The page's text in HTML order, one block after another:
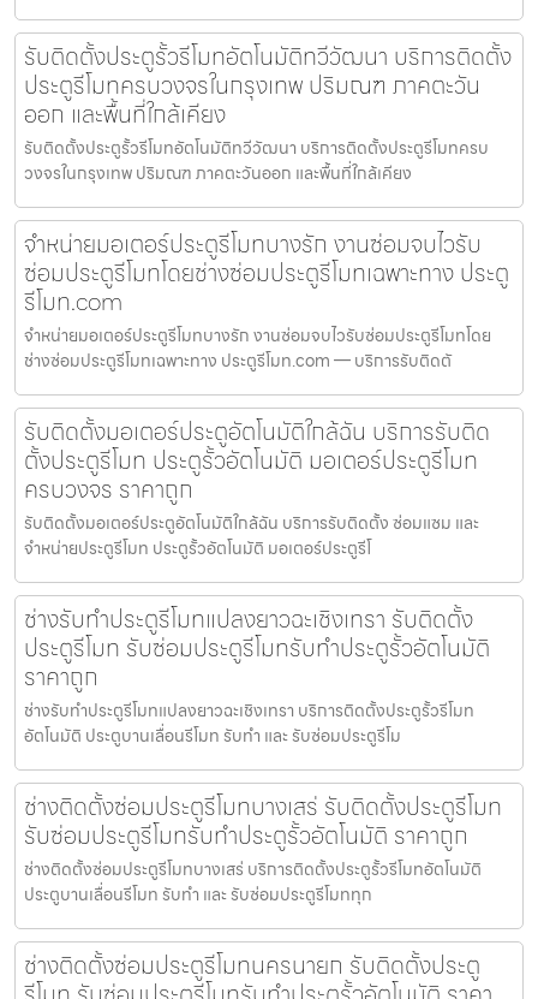
รับติดตั้งประตูรั้วรีโมทอัตโนมัติทวีวัฒนา บริการติดตั้ง
ประตูรีโมทครบวงจรในกรุงเทพ ปริมณฑ ภาคตะวัน
ออก และพื้นที่ใกล้เคียง
รับติดตั้งประตูรั้วรีโมทอัตโนมัติทวีวัฒนา บริการติดตั้งประตูรีโมทครบ
วงจรในกรุงเทพ ปริมณฑ ภาคตะวันออก และพื้นที่ใกล้เคียง
จำหน่ายมอเตอร์ประตูรีโมทบางรัก งานซ่อมจบไวรับ
ซ่อมประตูรีโมทโดยช่างซ่อมประตูรีโมทเฉพาะทาง ประตู
รีโมท.com
จำหน่ายมอเตอร์ประตูรีโมทบางรัก งานซ่อมจบไวรับซ่อมประตูรีโมทโดย
ช่างซ่อมประตูรีโมทเฉพาะทาง ประตูรีโมท.com — บริการรับติดตั
รับติดตั้งมอเตอร์ประตูอัตโนมัติใกล้ฉัน บริการรับติด
ตั้งประตูรีโมท ประตูรั้วอัตโนมัติ มอเตอร์ประตูรีโมท
ครบวงจร ราคาถูก
รับติดตั้งมอเตอร์ประตูอัตโนมัติใกล้ฉัน บริการรับติดตั้ง ซ่อมแซม และ
จำหน่ายประตูรีโมท ประตูรั้วอัตโนมัติ มอเตอร์ประตูรีโ
ช่างรับทำประตูรีโมทแปลงยาวฉะเชิงเทรา รับติดตั้ง
ประตูรีโมท รับซ่อมประตูรีโมทรับทำประตูรั้วอัตโนมัติ
ราคาถูก
ช่างรับทำประตูรีโมทแปลงยาวฉะเชิงเทรา บริการติดตั้งประตูรั้วรีโมท
อัตโนมัติ ประตูบานเลื่อนรีโมท รับทำ และ รับซ่อมประตูรีโม
ช่างติดตั้งซ่อมประตูรีโมทบางเสร่ รับติดตั้งประตูรีโมท
รับซ่อมประตูรีโมทรับทำประตูรั้วอัตโนมัติ ราคาถูก
ช่างติดตั้งซ่อมประตูรีโมทบางเสร่ บริการติดตั้งประตูรั้วรีโมทอัตโนมัติ
ประตูบานเลื่อนรีโมท รับทำ และ รับซ่อมประตูรีโมททุก
ช่างติดตั้งซ่อมประตูรีโมทนครนายก รับติดตั้งประตู